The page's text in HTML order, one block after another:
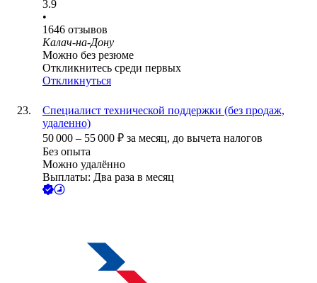
3.9
•
1646 отзывов
Калач-на-Дону
Можно без резюме
Откликнитесь среди первых
Откликнуться
Специалист технической поддержки (без продаж,
удаленно)
50 000 – 55 000 ₽ за месяц, до вычета налогов
Без опыта
Можно удалённо
Выплаты: Два раза в месяц